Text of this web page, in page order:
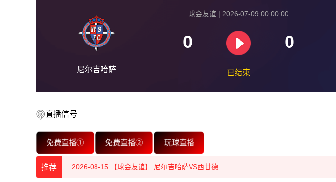
尼尔吉哈萨
球会友谊 | 2026-07-09 00:00:00
0 0
已结束
直播信号
免费直播① 免费直播② 玩球直播
推荐
2026-08-15 【球会友谊】 尼尔吉哈萨VS西甘德
2026-08-15 【球会友谊】 尼尔吉哈萨VS西甘德